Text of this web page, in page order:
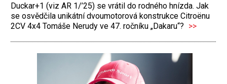
Duckar+1 (viz AR 1/’25) se vrátil do rodného hnízda. Jak
se osvědčila unikátní dvoumotorová konstrukce Citroënu
2CV 4x4 Tomáše Nerudy ve 47. ročníku „Dakaru“? >>